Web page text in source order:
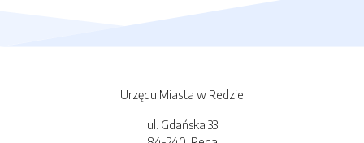
Urzędu Miasta w Redzie
ul. Gdańska 33